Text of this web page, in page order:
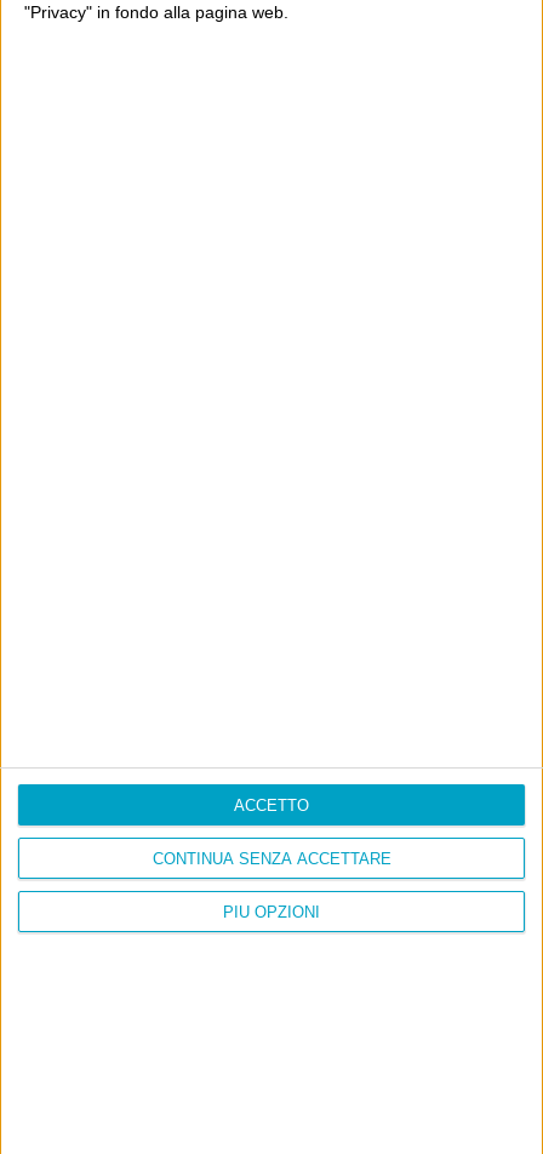
"Privacy" in fondo alla pagina web.
PIÙ OPZIONI
CONTINUA SENZA ACCETTARE
ACCETTO